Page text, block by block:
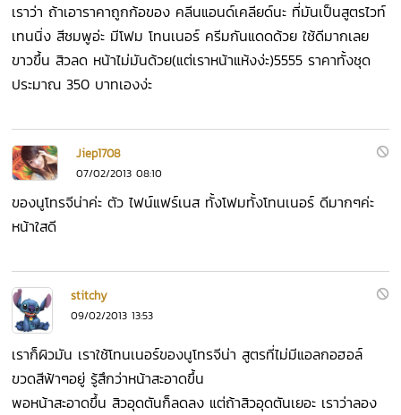
เราว่า ถ้าเอาราคาถูกก้อของ คลีนแอนด์เคลียด์นะ ที่มันเป็นสูตรไวท์
เทนนิ่ง สีชมพูอ่ะ มีโฟม โทนเนอร์ ครีมกันแดดด้วย ใช้ดีมากเลย
ขาวขึ้น สิวลด หน้าไม่มันด้วย(แต่เราหน้าแห้งง่ะ)5555 ราคาทั้งชุด
ประมาณ 350 บาทเองง่ะ
Jiep1708
07/02/2013 08:10
ของนูโทรจีน่าค่ะ ตัว ไฟน์แฟร์เนส ทั้งโฟมทั้งโทนเนอร์ ดีมากๆค่ะ
หน้าใสดี
stitchy
09/02/2013 13:53
เราก็ผิวมัน เราใช้โทนเนอร์ของนูโทรจีน่า สูตรที่ไม่มีแอลกอฮอล์
ขวดสีฟ้าๆอยู่ รู้สึกว่าหน้าสะอาดขึ้น
พอหน้าสะอาดขึ้น สิวอุดตันก็ลดลง แต่ถ้าสิวอุดตันเยอะ เราว่าลอง